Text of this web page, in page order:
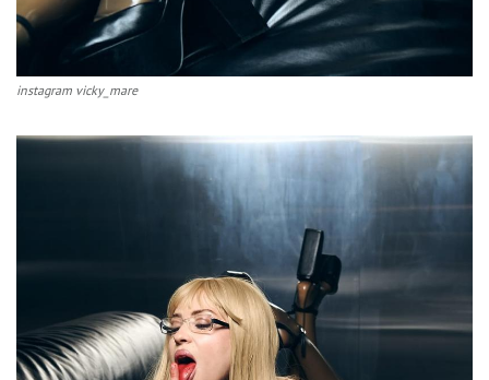
instagram vicky_mare